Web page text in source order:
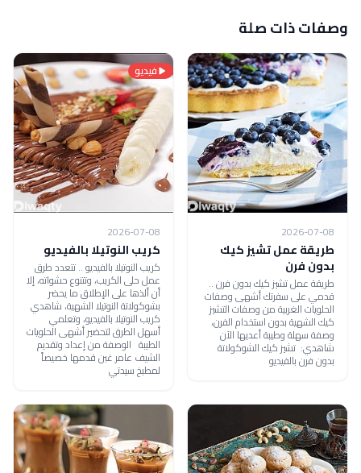
وصفات ذات صلة
2026-07-08
طريقة عمل تشيز كيك
بدون فرن
طريقة عمل تشيز كيك بدون فرن ..
قدمي على سفرتك أشهى وصفات
الحلويات الغربية من وصفات التشيز
كيك الشهية بدون استخدام الفرن،
وصفة سهلة وطيبة أعديها الآن
شاهدي: تشيز كيك الشوكولاتة
بدون فرن بالفيديو
فيديو
2026-07-08
كريب النوتيلا بالفيديو
كريب النوتيلا بالفيديو .. تتعدد طرق
عمل حلى الكريب، وتتنوع حشواته، إلا
أن ألذها على الإطلاق ما يحضر
بشوكولاتة النوتيلا الشهية، شاهدي
كريب النوتيلا بالفيديو، وتعلمي
أسهل الطرق لتحضير أشهى الحلويات
الطيبة الوصفة من إعداد وتقديم
الشيف عامر غبن قدمها خصيصاً
لمطبخ سيدتي